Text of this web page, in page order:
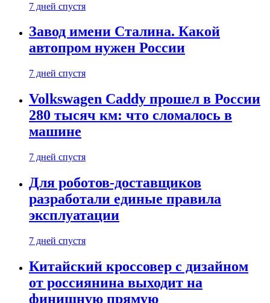
7 дней спустя
Завод имени Сталина. Какой
автопром нужен России
7 дней спустя
Volkswagen Caddy прошел в России
280 тысяч км: что сломалось в
машине
7 дней спустя
Для роботов-доставщиков
разработали единые правила
эксплуатации
7 дней спустя
Китайский кроссовер с дизайном
от россиянина выходит на
финишную прямую